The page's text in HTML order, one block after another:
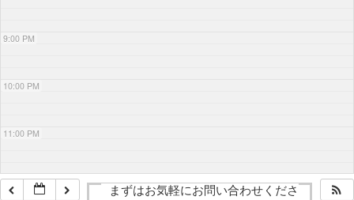
9:00 PM
10:00 PM
11:00 PM
まずはお気軽にお問い合わせくださ